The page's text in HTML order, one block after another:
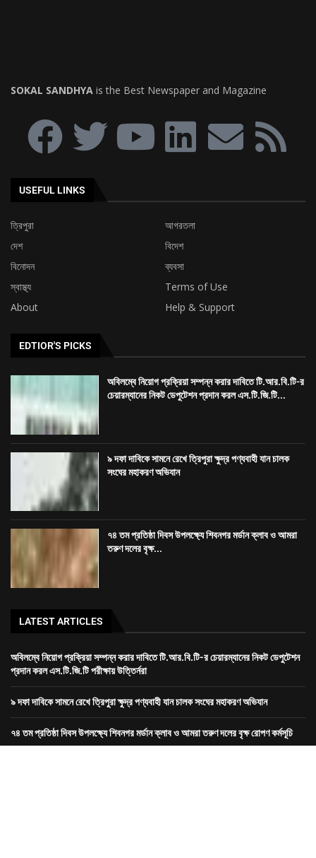
SOKAL SANDHYA is the Best Newspaper and Magazine
USEFUL LINKS
ত্রিপুরা
আগরতলা
দেশ
বিদেশ
বিনোদন
ব্যবসা
স্বাস্থ্য
Terms of Use
About
Help & Support
EDTIOR'S PICKS
অবিলম্বে নিয়োগ প্রক্রিয়া সম্পন্ন করার দাবিতে টি.আর.বি.টি-র
চেয়ারম্যানের নিকট ডেপুটেশন প্রদান করল এস.টি.জি.টি...
৯ দফা দাবিকে সামনে রেখে ত্রিপুরা ক্ষুদ্র পণ্যবাহী যান চালক
সংঘের মহাকরণ অভিযান
৭৪ তম প্রতিষ্ঠা দিবস উপলক্ষ্যে শিবনগর মর্ডান ক্লাব ও আমরা
তরুণ দলের বৃক্ষ...
LATEST ARTICLES
অবিলম্বে নিয়োগ প্রক্রিয়া সম্পন্ন করার দাবিতে টি.আর.বি.টি-র চেয়ারম্যানের নিকট ডেপুটেশন
প্রদান করল এস.টি.জি.টি পরীক্ষায় উত্তির্নরা
৯ দফা দাবিকে সামনে রেখে ত্রিপুরা ক্ষুদ্র পণ্যবাহী যান চালক সংঘের মহাকরণ অভিযান
৭৪ তম প্রতিষ্ঠা দিবস উপলক্ষ্যে শিবনগর মর্ডান ক্লাব ও আমরা তরুণ দলের বৃক্ষ রোপণ কর্মসূচি